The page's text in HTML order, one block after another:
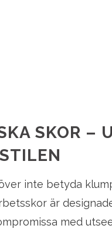
SKOR –
inte betyda
är
med